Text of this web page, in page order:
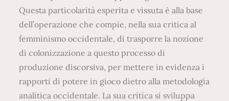
Questa particolarità esperita e vissuta è alla base
dell’operazione che compie, nella sua critica al
femminismo occidentale, di trasporre la nozione
di colonizzazione a questo processo di
produzione discorsiva, per mettere in evidenza i
rapporti di potere in gioco dietro alla metodologia
analitica occidentale. La sua critica si sviluppa